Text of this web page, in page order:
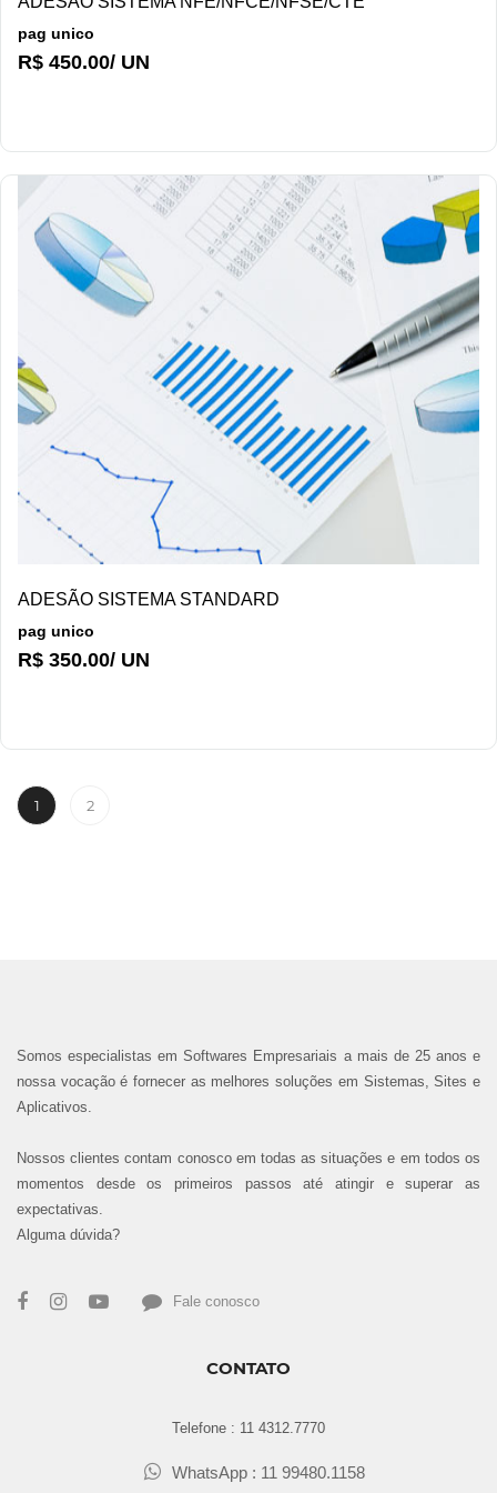
pag unico
R$ 450.00/ UN
DETALHES/COMPRAR
ADESÃO SISTEMA STANDARD
pag unico
R$ 350.00/ UN
1 2
Somos especialistas em Softwares Empresariais a mais de 25 anos e
nossa vocação é fornecer as melhores soluções em Sistemas, Sites e
Aplicativos.
Nossos clientes contam conosco em todas as situações e em todos os
momentos desde os primeiros passos até atingir e superar as
expectativas.
Alguma dúvida?
Fale conosco
CONTATO
Telefone : 11 4312.7770
WhatsApp : 11 99480.1158